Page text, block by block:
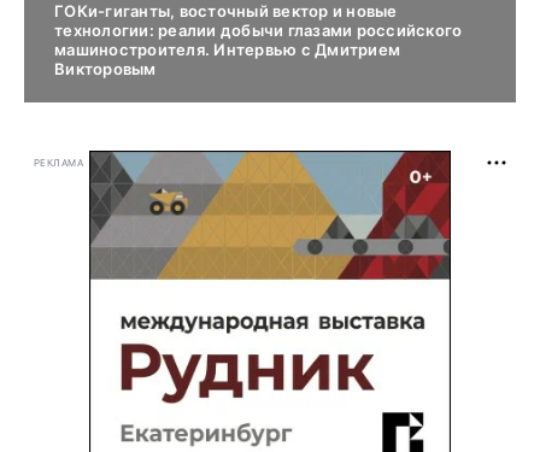
ГОКи-гиганты, восточный вектор и новые
технологии: реалии добычи глазами российского
машиностроителя. Интервью с Дмитрием
Викторовым
РЕКЛАМА